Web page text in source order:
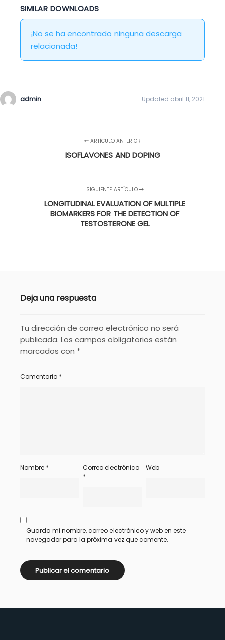
SIMILAR DOWNLOADS
¡No se ha encontrado ninguna descarga
relacionada!
admin Updated abril 11, 2021
ARTÍCULO ANTERIOR
ISOFLAVONES AND DOPING
SIGUIENTE ARTÍCULO
LONGITUDINAL EVALUATION OF MULTIPLE
BIOMARKERS FOR THE DETECTION OF
TESTOSTERONE GEL
Deja una respuesta
Tu dirección de correo electrónico no será
publicada. Los campos obligatorios están
marcados con *
Comentario *
Nombre *
Correo electrónico
*
Web
Guarda mi nombre, correo electrónico y web en este
navegador para la próxima vez que comente.